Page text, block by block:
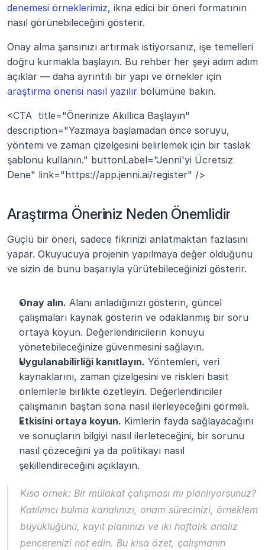
denemesi örneklerimiz, ikna edici bir öneri formatının
nasıl görünebileceğini gösterir.
Onay alma şansınızı artırmak istiyorsanız, işe temelleri
doğru kurmakla başlayın. Bu rehber her şeyi adım adım
araştırma önerisi nasıl yazılır bölümüne bakın.
<CTA  title="Önerinize Akıllıca Başlayın"
description="Yazmaya başlamadan önce soruyu,
yöntemi ve zaman çizelgesini belirlemek için bir taslak
şablonu kullanın." buttonLabel="Jenni'yi Ücretsiz
Dene" link="https://app.jenni.ai/register" />
Araştırma Öneriniz Neden Önemlidir
Güçlü bir öneri, sadece fikrinizi anlatmaktan fazlasını
yapar. Okuyucuya projenin yapılmaya değer olduğunu
ve sizin de bunu başarıyla yürütebileceğinizi gösterir.
Onay alın. Alanı anladığınızı gösterin, güncel
çalışmaları kaynak gösterin ve odaklanmış bir soru
ortaya koyun. Değerlendiricilerin konuyu
yönetebileceğinize güvenmesini sağlayın.
Uygulanabilirliği kanıtlayın. Yöntemleri, veri
kaynaklarını, zaman çizelgesini ve riskleri basit
önlemlerle birlikte özetleyin. Değerlendiriciler
çalışmanın baştan sona nasıl ilerleyeceğini görmeli.
Etkisini ortaya koyun. Kimlerin fayda sağlayacağını
ve sonuçların bilgiyi nasıl ilerleteceğini, bir sorunu
nasıl çözeceğini ya da politikayı nasıl
şekillendireceğini açıklayın.
Kısa örnek: Bir mülakat çalışması mı planlıyorsunuz?
Katılımcı bulma kanalınızı, onam sürecinizi, örneklem
büyüklüğünü, kayıt planınızı ve iki haftalık analiz
pencerenizi not edin. Bu kısa özet, çalışmanın